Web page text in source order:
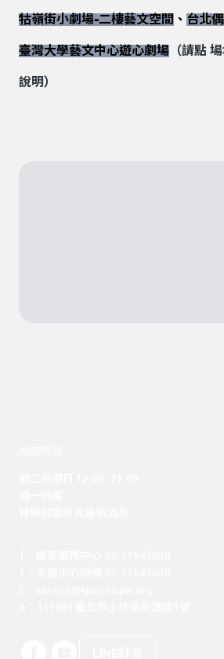
牯嶺街小劇場-二樓藝文空間 、 台北
臺灣大學藝文中心遊心劇場 （請點
說明）